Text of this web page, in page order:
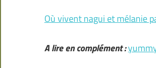
Où vivent nagui et mélanie
A lire en complément :